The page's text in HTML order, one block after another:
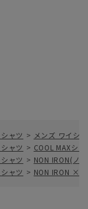
ャツ > メンズ ワイシ
ャツ > COOL MAXシャ
ャツ > NON IRON(ノ
ャツ > NON IRON ×